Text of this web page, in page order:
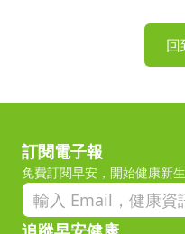
回
訂閱電子報
免費訂閱早安，開始健康新生